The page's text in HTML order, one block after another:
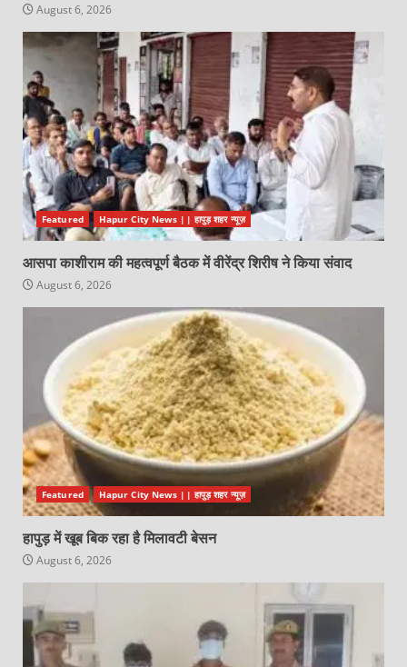
August 6, 2026
Featured Hapur City News || हापुड़ शहर न्यूज़
आसपा काशीराम की महत्वपूर्ण बैठक में वीरेंद्र शिरीष ने किया संवाद
August 6, 2026
Featured Hapur City News || हापुड़ शहर न्यूज़
हापुड़ में खूब बिक रहा है मिलावटी बेसन
August 6, 2026